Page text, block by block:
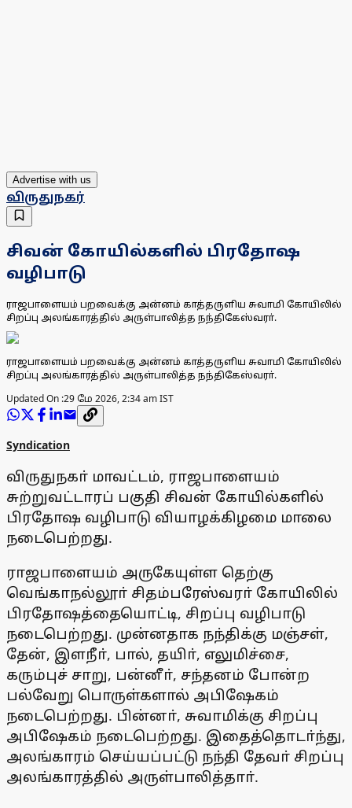
Advertise with us
விருதுநகர்
சிவன் கோயில்களில் பிரதோஷ
வழிபாடு
ராஜபாளையம் பறவைக்கு அன்னம் காத்தருளிய சுவாமி கோயிலில்
சிறப்பு அலங்காரத்தில் அருள்பாலித்த நந்திகேஸ்வரா்.
ராஜபாளையம் பறவைக்கு அன்னம் காத்தருளிய சுவாமி கோயிலில்
சிறப்பு அலங்காரத்தில் அருள்பாலித்த நந்திகேஸ்வரா்.
Updated On :29 மே 2026, 2:34 am IST
Syndication
விருதுநகா் மாவட்டம், ராஜபாளையம்
சுற்றுவட்டாரப் பகுதி சிவன் கோயில்களில்
பிரதோஷ வழிபாடு வியாழக்கிழமை மாலை
நடைபெற்றது.
ராஜபாளையம் அருகேயுள்ள தெற்கு
வெங்காநல்லூா் சிதம்பரேஸ்வரா் கோயிலில்
பிரதோஷத்தையொட்டி, சிறப்பு வழிபாடு
நடைபெற்றது. முன்னதாக நந்திக்கு மஞ்சள்,
தேன், இளநீா், பால், தயிா், எலுமிச்சை,
கரும்புச் சாறு, பன்னீா், சந்தனம் போன்ற
பல்வேறு பொருள்களால் அபிஷேகம்
நடைபெற்றது. பின்னா், சுவாமிக்கு சிறப்பு
அபிஷேகம் நடைபெற்றது. இதைத்தொடா்ந்து,
அலங்காரம் செய்யப்பட்டு நந்தி தேவா் சிறப்பு
அலங்காரத்தில் அருள்பாலித்தாா்.